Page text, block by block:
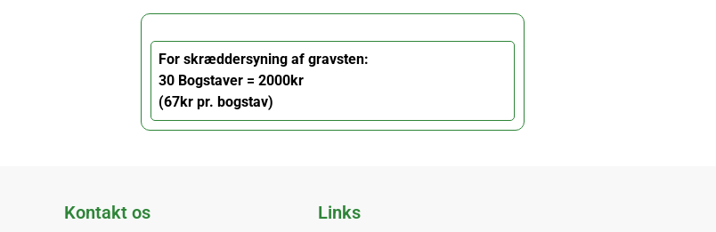
For skræddersyning af gravsten:
30 Bogstaver = 2000kr
(67kr pr. bogstav)
Kontakt os Links